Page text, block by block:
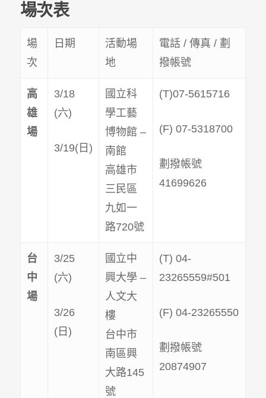
場次表
場
次
日期
活動場
地
電話 / 傳真 / 劃
撥帳號
高
雄
場
3/18
(六)
3/19(日)
國立科
學工藝
博物館 –
南館
高雄市
三民區
九如一
路720號
(T)07-5615716
(F) 07-5318700
劃撥帳號
41699626
台
中
場
3/25
(六)
3/26
(日)
國立中
興大學 –
人文大
樓
台中市
南區興
大路145
號
(T) 04-
23265559#501
(F) 04-23265550
劃撥帳號
20874907